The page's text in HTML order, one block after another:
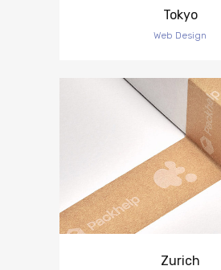
Tokyo
Web Design
Zurich